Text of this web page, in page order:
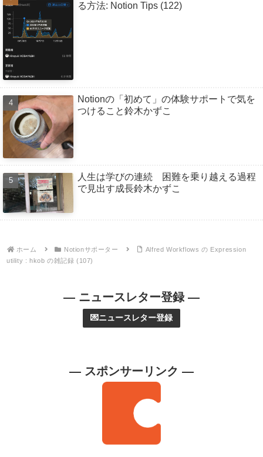
る方法: Notion Tips (122)
Notionの「初めて」の体験サポートで気を
つけること鈴木かずこ
人生は学びの連続 困難を乗り越える過程
で見出す成長鈴木かずこ
ホーム Notionサポーター
Alfred Workflows の Expression
utility : hkob の雑記録 (107)
— ニュースレター登録 —
💌ニュースレター登録
— スポンサーリンク —